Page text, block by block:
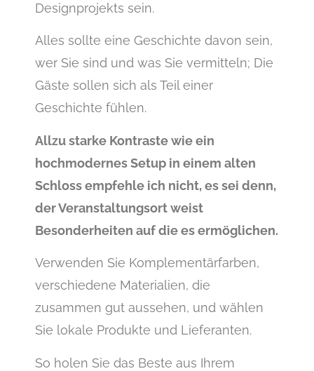
Designprojekts sein.
Alles sollte eine Geschichte davon sein,
wer Sie sind und was Sie vermitteln; Die
Gäste sollen sich als Teil einer
Geschichte fühlen.
Allzu starke Kontraste wie ein
hochmodernes Setup in einem alten
Schloss empfehle ich nicht, es sei denn,
der Veranstaltungsort weist
Besonderheiten auf die es ermöglichen.
Verwenden Sie Komplementärfarben,
verschiedene Materialien, die
zusammen gut aussehen, und wählen
Sie lokale Produkte und Lieferanten.
So holen Sie das Beste aus Ihrem